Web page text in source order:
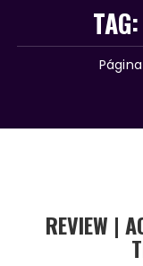
TAG:
REVIEW |